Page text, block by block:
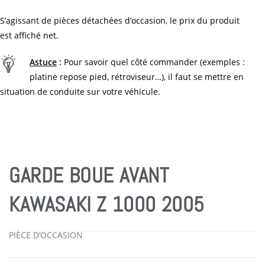
S’agissant de pièces détachées d’occasion, le prix du produit
est affiché net.
Astuce : Pour savoir quel côté commander (exemples :
platine repose pied, rétroviseur…), il faut se mettre en
situation de conduite sur votre véhicule.
GARDE BOUE AVANT
KAWASAKI Z 1000 2005
PIÈCE D’OCCASION